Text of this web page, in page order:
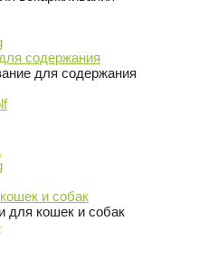
содержания
для содержания
и собак
для кошек и собак